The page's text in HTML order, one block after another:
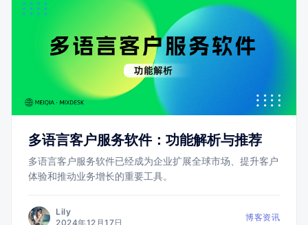
多语言客户服务软件：功能解析与推荐
多语言客户服务软件已经成为企业扩展全球市场、提升客户
体验和推动业务增长的重要工具。
Lily
2024年12月17日
博客资讯